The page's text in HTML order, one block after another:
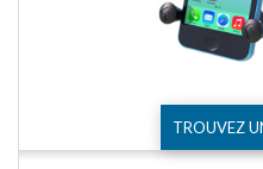
TROUVEZ